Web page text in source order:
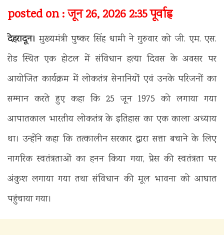
posted on : जून 26, 2026 2:35 पूर्वाह्न
देहरादून। मुख्यमंत्री पुष्कर सिंह धामी ने गुरुवार को जी. एम. एस.
रोड स्थित एक होटल में संविधान हत्या दिवस के अवसर पर
आयोजित कार्यक्रम में लोकतंत्र सेनानियों एवं उनके परिजनों का
सम्मान करते हुए कहा कि 25 जून 1975 को लगाया गया
आपातकाल भारतीय लोकतंत्र के इतिहास का एक काला अध्याय
था। उन्होंने कहा कि तत्कालीन सरकार द्वारा सत्ता बचाने के लिए
नागरिक स्वतंत्रताओं का हनन किया गया, प्रेस की स्वतंत्रता पर
अंकुश लगाया गया तथा संविधान की मूल भावना को आघात
पहुंचाया गया।